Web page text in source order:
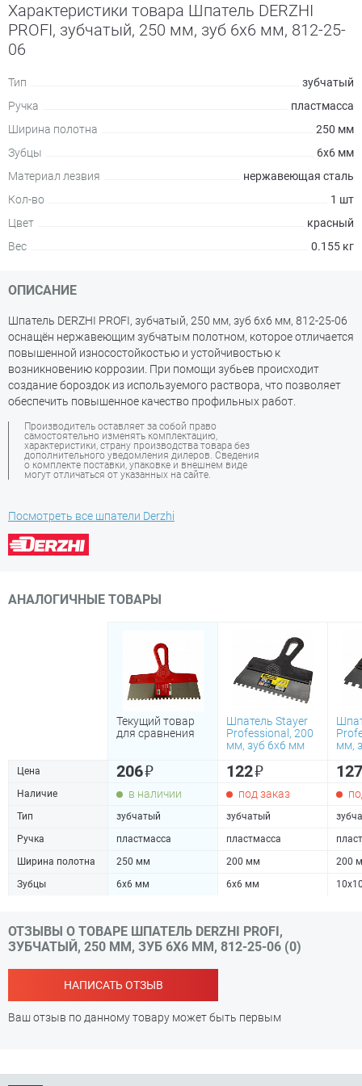
Характеристики товара Шпатель DERZHI
PROFI, зубчатый, 250 мм, зуб 6х6 мм, 812-25-
06
Тип
зубчатый
Ручка
пластмасса
Ширина полотна
250 мм
Зубцы
6х6 мм
Материал лезвия
нержавеющая сталь
Кол-во
1 шт
Цвет
красный
Вес
0.155 кг
ОПИСАНИЕ
Шпатель DERZHI PROFI, зубчатый, 250 мм, зуб 6х6 мм, 812-25-06
оснащён нержавеющим зубчатым полотном, которое отличается
повышенной износостойкостью и устойчивостью к
возникновению коррозии. При помощи зубьев происходит
создание бороздок из используемого раствора, что позволяет
обеспечить повышенное качество профильных работ.
Производитель оставляет за собой право
самостоятельно изменять комплектацию,
характеристики, страну производства товара без
дополнительного уведомления дилеров. Сведения
о комплекте поставки, упаковке и внешнем виде
могут отличаться от указанных на сайте.
Посмотреть все шпатели Derzhi
АНАЛОГИЧНЫЕ ТОВАРЫ
Текущий товар
для сравнения
Шпатель Stayer
Professional, 200
мм, зуб 6х6 мм
мм,
Цена 206₽ 122₽
Наличие в наличии под заказ
Тип зубчатый зубчатый
Ручка
пластмасса пластмасса
Ширина полотна
250 мм 200 мм
200
Зубцы
6х6 мм 6х6 мм
ОТЗЫВЫ О ТОВАРЕ ШПАТЕЛЬ DERZHI PROFI,
ЗУБЧАТЫЙ, 250 ММ, ЗУБ 6Х6 ММ, 812-25-06 (0)
НАПИСАТЬ ОТЗЫВ
Ваш отзыв по данному товару может быть первым